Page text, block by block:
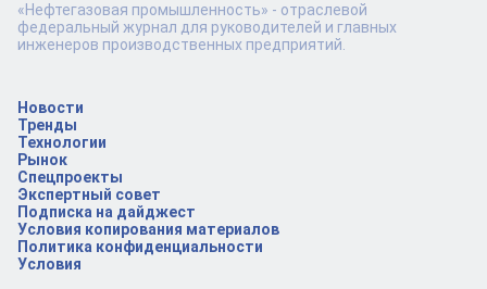
Новости
Тренды
Технологии
Рынок
Спецпроекты
Экспертный совет
Подписка на дайджест
Условия копирования материалов
Политика конфиденциальности
Условия
«Нефтегазовая промышленность» - отраслевой
федеральный журнал для руководителей и главных
инженеров производственных предприятий.